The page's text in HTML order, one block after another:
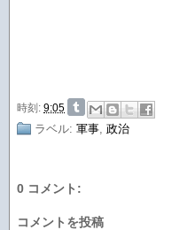
時刻: 9:05
ラベル: 軍事, 政治
0 コメント:
コメントを投稿